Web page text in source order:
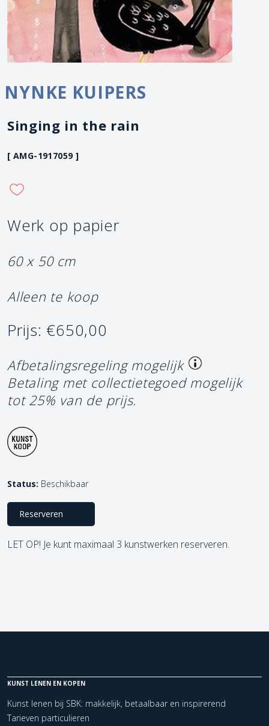
NYNKE KUIPERS
Singing in the rain
[ AMG-1917059 ]
Werk op papier
60 x 50 cm
Alleen te koop
Prijs: €650,00
Afbetalingsregeling mogelijk
Betaling met collectietegoed mogelijk
tot 25% van de prijs.
Status: Beschikbaar
Reserveren
LET OP! Je kunt maximaal 3 kunstwerken reserveren.
KUNST LENEN EN KOPEN
Kunst lenen bij SBK: makkelijk, betaalbaar en inspirerend
Tarieven particulieren